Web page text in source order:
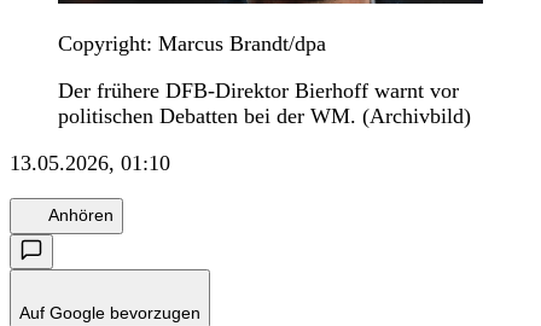
Copyright: Marcus Brandt/dpa
Der frühere DFB-Direktor Bierhoff warnt vor
politischen Debatten bei der WM. (Archivbild)
13.05.2026, 01:10
Anhören
Auf Google bevorzugen